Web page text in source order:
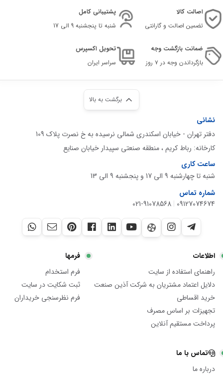
اصالت کالا
تضمین اصالت و گارانتی
پشتیبانی کامل
شنبه تا پنجشنبه 9 الی 17
ضمانت بازگشت وجه
بازگرداندن وجه در ۷ روز
تحویل اکسپرس
سراسر ایران
برگشت به بالا
نشانی
دفتر تهران - خیابان اسکندری شمالی نرسیده به خ نصرت پلاک 109
کارخانه: رباط کریم ، منطقه صنعتی سپیدار خیابان صنایع
ساعت کاری
شنبه تا چهارشنبه 9 الی 17 و پنجشنبه 9 الی 13
شماره تماس
09127074674
|
021-91078568
اطلاعات
راهنمای استفاده از سایت
دلایل اعتماد مشتریان به شرکت آذین صنعت
خرید اقساطی
تجهیزات بر اساس مصرف
پرداخت مستقیم آنلاین
فرمها
فرم استخدام
ثبت شکایت در سایت
فرم نظرسنجی خریداران
تماس با ما
درباره ما